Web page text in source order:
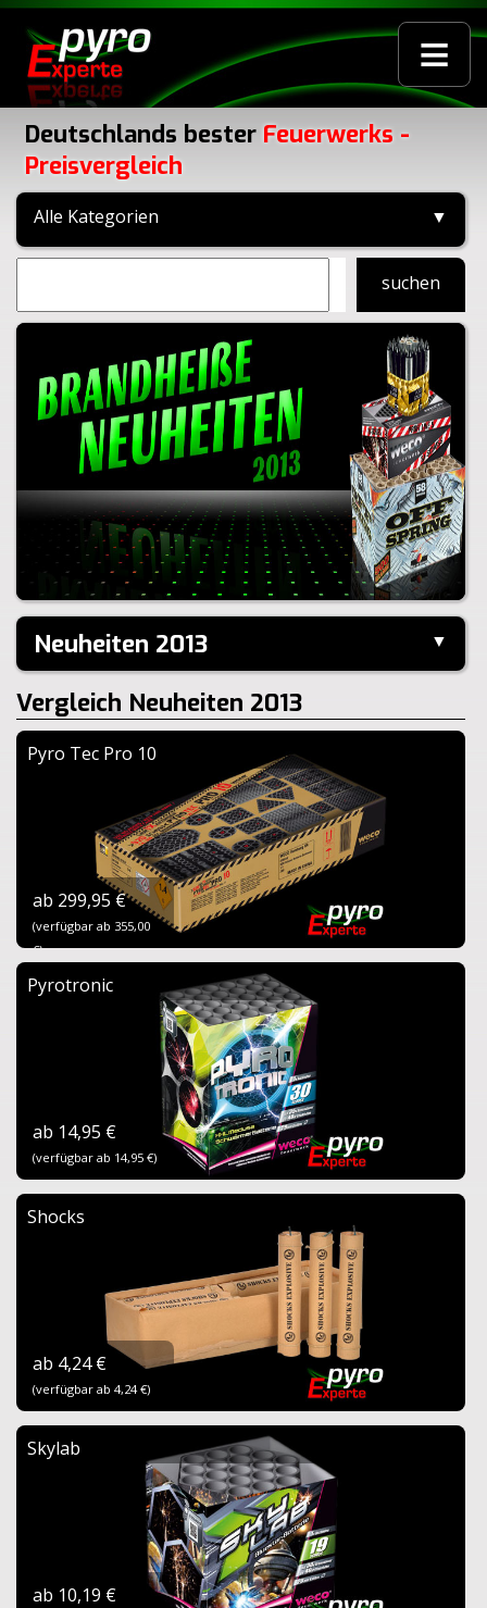
≡
Deutschlands bester Feuerwerks -
Preisvergleich
Alle Kategorien ▼
suchen
Neuheiten 2013 ▼
Hier finden Sie zahlreiche verf�gbare Feuerwerks-
Neuheiten aus dem Jahr 2013.
Vergleich Neuheiten 2013
Pyro Tec Pro 10
ab 299,95 €
(verfügbar ab 355,00
€)
Pyrotronic
ab 14,95 €
(verfügbar ab 14,95 €)
Shocks
ab 4,24 €
(verfügbar ab 4,24 €)
Skylab
ab 10,19 €